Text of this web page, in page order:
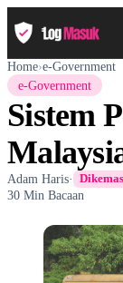
Home›e-Government
e-Government
Sistem
Adam Haris·
30 Min Bacaan